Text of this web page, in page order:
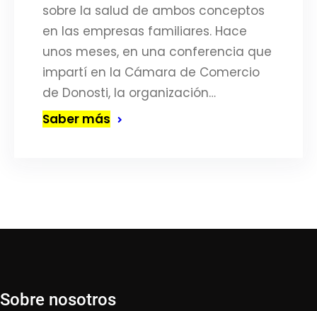
sobre la salud de ambos conceptos
en las empresas familiares. Hace
unos meses, en una conferencia que
impartí en la Cámara de Comercio
de Donosti, la organización…
Saber más
Sobre nosotros